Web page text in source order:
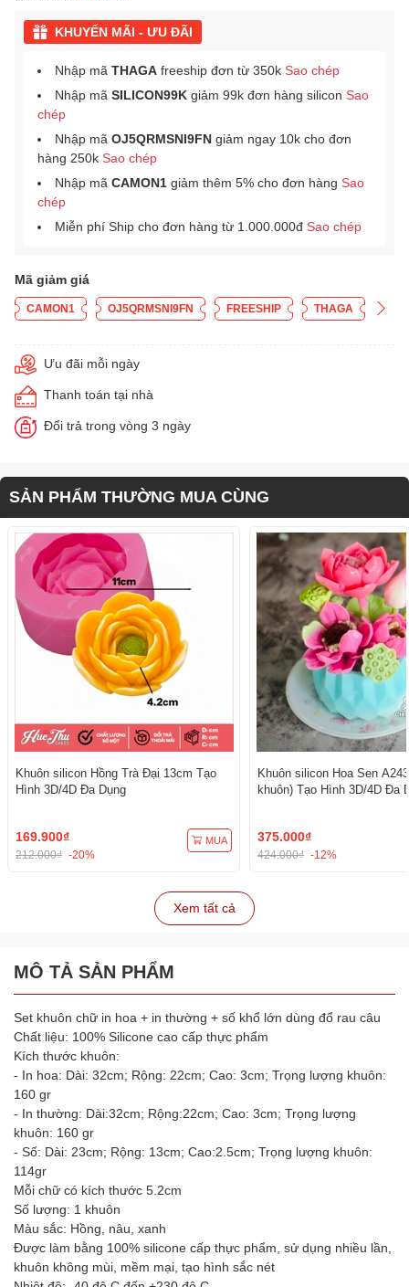
KHUYẾN MÃI - ƯU ĐÃI
Nhập mã THAGA freeship đơn từ 350k Sao chép
Nhập mã SILICON99K giảm 99k đơn hàng silicon Sao
chép
Nhập mã OJ5QRMSNI9FN giảm ngay 10k cho đơn
hàng 250k Sao chép
Nhập mã CAMON1 giảm thêm 5% cho đơn hàng Sao
chép
Miễn phí Ship cho đơn hàng từ 1.000.000đ Sao chép
Mã giảm giá
CAMON1 OJ5QRMSNI9FN FREESHIP THAGA
Ưu đãi mỗi ngày
Thanh toán tại nhà
Đổi trả trong vòng 3 ngày
SẢN PHẨM THƯỜNG MUA CÙNG
Khuôn silicon Hồng Trà Đại 13cm Tạo
Hình 3D/4D Đa Dụng
169.900₫
212.000₫ -20%
MUA
Khuôn silicon Hoa Sen
khuôn) Tạo Hình 3D/4D Đa
375.000₫
424.000₫ -12%
Xem tất cả
MÔ TẢ SẢN PHẨM
Set khuôn chữ in hoa + in thường + số khổ lớn dùng đổ rau câu
Chất liệu: 100% Silicone cao cấp thực phẩm
Kích thước khuôn:
- In hoa: Dài: 32cm; Rộng: 22cm; Cao: 3cm; Trọng lượng khuôn:
160 gr
- In thường: Dài:32cm; Rộng:22cm; Cao: 3cm; Trọng lượng
khuôn: 160 gr
- Số: Dài: 23cm; Rộng: 13cm; Cao:2.5cm; Trọng lượng khuôn:
114gr
Mỗi chữ có kích thước 5.2cm
Số lượng: 1 khuôn
Màu sắc: Hồng, nâu, xanh
Được làm bằng 100% silicone cấp thực phẩm, sử dụng nhiều lần,
khuôn không mùi, mềm mại, tạo hình sắc nét